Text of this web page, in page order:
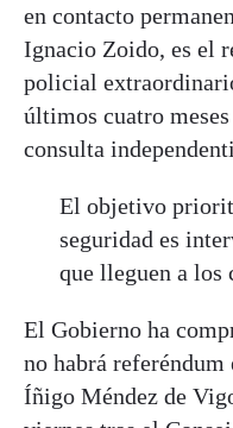
en contacto
Ignacio Zoido, es el
policial
últimos cuatro
consulta
El objetivo
seguridad es
que lleguen a los
El Gobierno ha
no habrá
Íñigo Méndez de